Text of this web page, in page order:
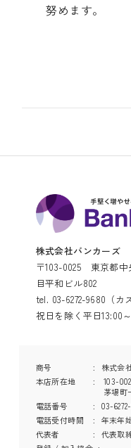
努めます。
株式会社バンカーズ
〒103-0025 東京都中
目平和ビル802
tel. 03-6272-9680（
祝日を除く平日13:00
商号
株式会
本店所在地
103-
茅場町
電話番号
03-
電話受付時間
年末年
代表者
代表取